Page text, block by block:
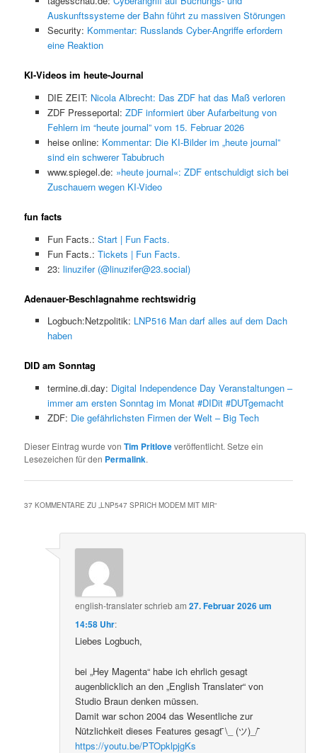
Auskunftssysteme der Bahn führt zu massiven Störungen
Security: Kommentar: Russlands Cyber-Angriffe erfordern
eine Reaktion
KI-Videos im heute-Journal
DIE ZEIT: Nicola Albrecht: Das ZDF hat das Maß verloren
ZDF Presseportal: ZDF informiert über Aufarbeitung von
Fehlern im “heute journal” vom 15. Februar 2026
heise online: Kommentar: Die KI-Bilder im „heute journal”
sind ein schwerer Tabubruch
www.spiegel.de: »heute journal«: ZDF entschuldigt sich bei
Zuschauern wegen KI-Video
fun facts
Fun Facts.: Start | Fun Facts.
Fun Facts.: Tickets | Fun Facts.
23: linuzifer (@linuzifer@23.social)
Adenauer-Beschlagnahme rechtswidrig
Logbuch:Netzpolitik: LNP516 Man darf alles auf dem Dach
haben
DID am Sonntag
termine.di.day: Digital Independence Day Veranstaltungen –
immer am ersten Sonntag im Monat #DIDit #DUTgemacht
ZDF: Die gefährlichsten Firmen der Welt – Big Tech
Dieser Eintrag wurde vonTim Pritloveveröffentlicht. Setze ein
Lesezeichen für den Permalink.
37 KOMMENTARE ZU „LNP547 SPRICH MODEM MIT MIR“
english-translaterschriebam27. Februar 2026 um
14:58 Uhr:
Liebes Logbuch,
bei „Hey Magenta“ habe ich ehrlich gesagt
augenblicklich an den „English Translater“ von
Studio Braun denken müssen.
Damit war schon 2004 das Wesentliche zur
Nützlichkeit dieses Features gesagt ̄\_ (ツ)_/ ̄
https://youtu.be/PTOpklpjgKs